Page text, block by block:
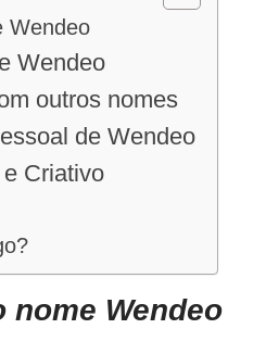
Wendeo
Wendeo
outros nomes
de Wendeo
Criativo
Wendeo